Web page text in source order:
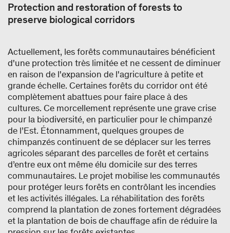
Protection and restoration of forests to
preserve biological corridors
Actuellement, les forêts communautaires bénéficient
d'une protection très limitée et ne cessent de diminuer
en raison de l'expansion de l'agriculture à petite et
grande échelle. Certaines forêts du corridor ont été
complètement abattues pour faire place à des
cultures. Ce morcellement représente une grave crise
pour la biodiversité, en particulier pour le chimpanzé
de l’Est. Étonnamment, quelques groupes de
chimpanzés continuent de se déplacer sur les terres
agricoles séparant des parcelles de forêt et certains
d’entre eux ont même élu domicile sur des terres
communautaires. Le projet mobilise les communautés
pour protéger leurs forêts en contrôlant les incendies
et les activités illégales. La réhabilitation des forêts
comprend la plantation de zones fortement dégradées
et la plantation de bois de chauffage afin de réduire la